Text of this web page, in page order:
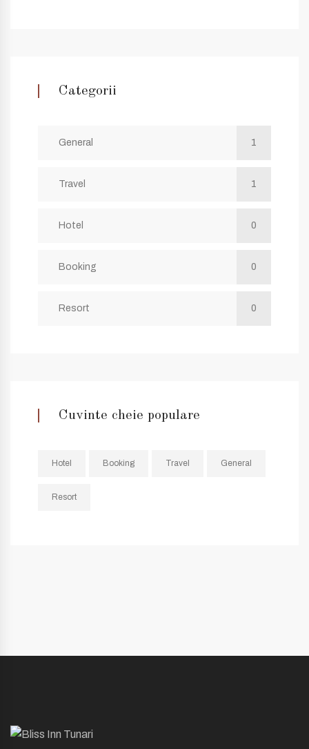
Categorii
General 1
Travel 1
Hotel 0
Booking 0
Resort 0
Cuvinte cheie populare
Hotel Booking Travel General
Resort